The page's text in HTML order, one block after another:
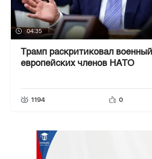
04:35
Трамп раскритиковал
европейских членов НАТО
1194 0